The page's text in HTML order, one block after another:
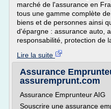
marché de l'assurance en
tous une gamme complète
biens et de personnes ainsi
d'épargne : assurance auto,
responsabilité, protection de
Lire la suite
Assurance
assuremprunt.com
Assurance Emprunteur AIG
Souscrire une assurance